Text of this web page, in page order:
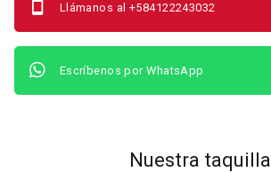
Llámanos al +584122243032
Escríbenos por WhatsApp
Nuestra taquilla